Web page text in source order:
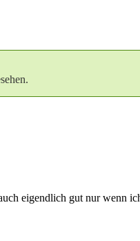
eigendlich gut nur wenn